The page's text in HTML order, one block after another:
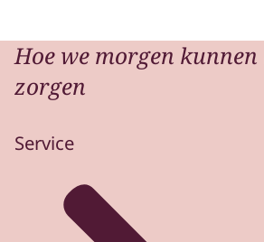
Hoe we morgen kunnen
zorgen
Service